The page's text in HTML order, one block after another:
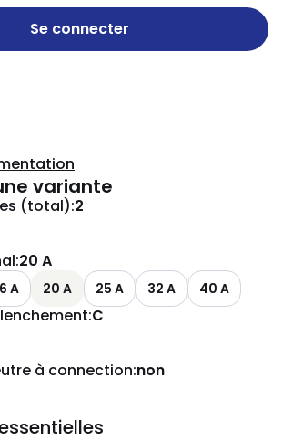
Se connecter
variante
(total):2
variantes (combinaison actuelle
:20 A
A 20 A 25 A 32 A 40 A
:C
à connection:non
(combinaison actuelle impossible)